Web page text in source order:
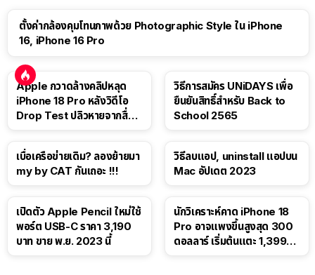
ตั้งค่ากล้องคุมโทนภาพด้วย Photographic Style ใน iPhone
16, iPhone 16 Pro
Apple กวาดล้างคลิปหลุด
iPhone 18 Pro หลังวิดีโอ
Drop Test ปลิวหายจากสื่อ
วิธีการสมัคร UNiDAYS เพื่อ
ยืนยันสิทธิ์สำหรับ Back to
School 2565
เบื่อเครือข่ายเดิม? ลองย้ายมา
my by CAT กันเถอะ !!!
วิธีลบแอป, uninstall แอปบน
Mac อัปเดต 2023
เปิดตัว Apple Pencil ใหม่ใช้
พอร์ต USB-C ราคา 3,190
บาท ขาย พ.ย. 2023 นี้
นักวิเคราะห์คาด iPhone 18
Pro อาจแพงขึ้นสูงสุด 300
ดอลลาร์ เริ่มต้นแตะ 1,399